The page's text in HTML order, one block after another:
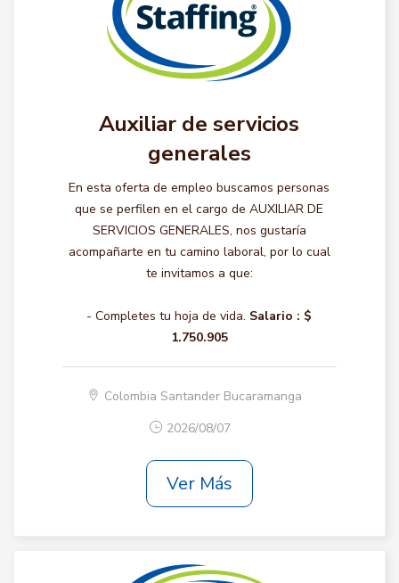
Auxiliar de servicios
generales
En esta oferta de empleo buscamos personas
que se perfilen en el cargo de AUXILIAR DE
SERVICIOS GENERALES, nos gustaría
acompañarte en tu camino laboral, por lo cual
te invitamos a que:
- Completes tu hoja de vida. Salario : $
1.750.905
Colombia Santander Bucaramanga
2026/08/07
Ver Más